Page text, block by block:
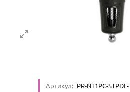
Артикул: PR-NT1PC-